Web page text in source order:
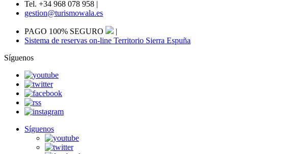
Tel. +34 968 078 958 |
gestion@turismowala.es
PAGO 100% SEGURO
|
Sistema de reservas on-line Territorio Sierra Espuña
Síguenos
Síguenos